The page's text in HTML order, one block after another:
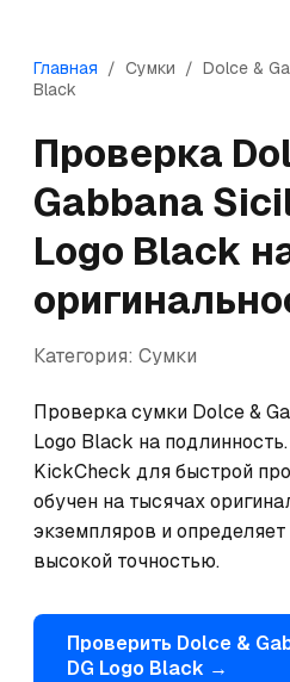
Главная / Сумки / Dolce &
Black
Проверка
Gabbana
Logo Black
Категория: Сумки
Проверка сумки Dolce &
Logo Black на
KickCheck для быстрой
обучен на тысячах
экземпляров и
высокой точностью.
Проверить Dolce &
DG Logo Black →